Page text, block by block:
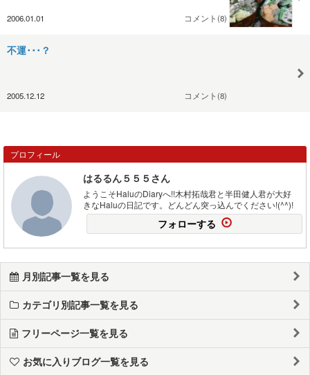
2006.01.01 コメント(8)
不運･･･？
2005.12.12 コメント(8)
プロフィール
はるるん５５５さん
ようこそHaluのDiaryへ!!木村拓哉君と半田健人君が大好
きなHaluの日記です。どんどん突っ込んでください!(^^)!
フォローする
月別記事一覧を見る
カテゴリ別記事一覧を見る
フリーページ一覧を見る
お気に入りブログ一覧を見る